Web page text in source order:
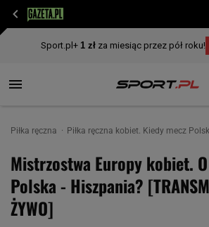
Piłka ręczna Piłka ręczna kobiet. Kiedy mecz
Mistrzostwa Europy kobiet.
Polska - Hiszpania?
ŻYWO]